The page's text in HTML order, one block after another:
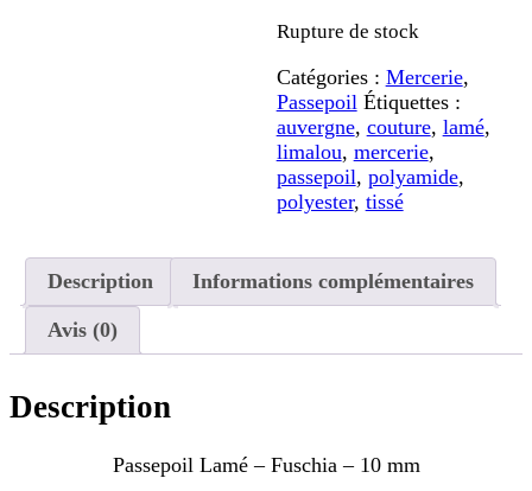
Rupture de stock
Catégories : Mercerie,
Passepoil Étiquettes :
auvergne, couture, lamé,
limalou, mercerie,
passepoil, polyamide,
polyester, tissé
Description Informations complémentaires
Avis (0)
Description
Passepoil Lamé – Fuschia – 10 mm